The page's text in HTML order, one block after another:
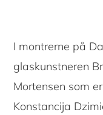
I montrerne på
glaskunstneren
Mortensen som
Konstancija